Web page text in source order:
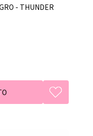
- THUNDER